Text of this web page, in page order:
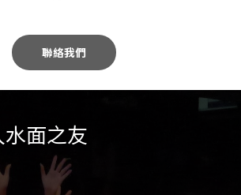
聯絡我們
面之友